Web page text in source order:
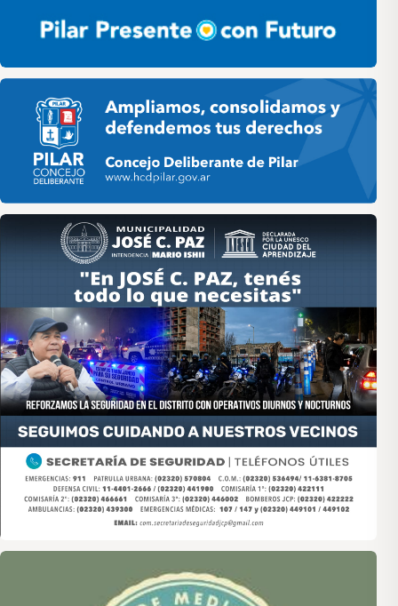
Pilar HCD
Asociación de Medios Vecinales